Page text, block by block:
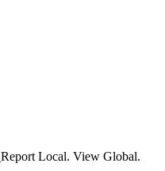
Report Local. View Global.